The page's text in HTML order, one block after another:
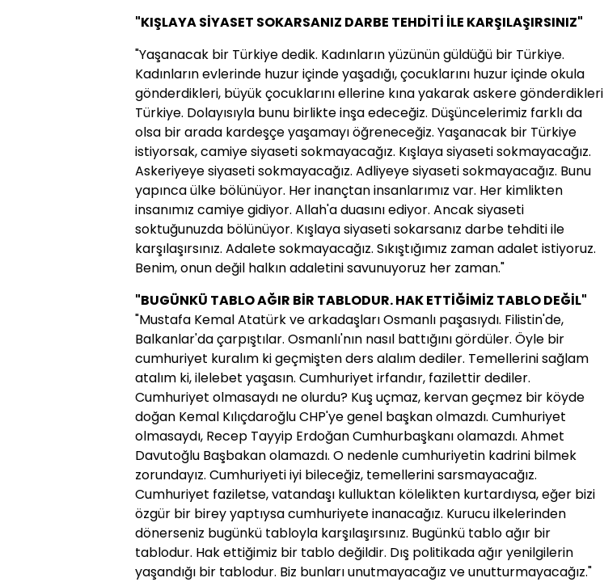
"KIŞLAYA SİYASET SOKARSANIZ DARBE TEHDİTİ İLE KARŞILAŞIRSINIZ"
"Yaşanacak bir Türkiye dedik. Kadınların yüzünün güldüğü bir Türkiye.
Kadınların evlerinde huzur içinde yaşadığı, çocuklarını huzur içinde okula
gönderdikleri, büyük çocuklarını ellerine kına yakarak askere gönderdikleri
Türkiye. Dolayısıyla bunu birlikte inşa edeceğiz. Düşüncelerimiz farklı da
olsa bir arada kardeşçe yaşamayı öğreneceğiz. Yaşanacak bir Türkiye
istiyorsak, camiye siyaseti sokmayacağız. Kışlaya siyaseti sokmayacağız.
Askeriyeye siyaseti sokmayacağız. Adliyeye siyaseti sokmayacağız. Bunu
yapınca ülke bölünüyor. Her inançtan insanlarımız var. Her kimlikten
insanımız camiye gidiyor. Allah'a duasını ediyor. Ancak siyaseti
soktuğunuzda bölünüyor. Kışlaya siyaseti sokarsanız darbe tehditi ile
karşılaşırsınız. Adalete sokmayacağız. Sıkıştığımız zaman adalet istiyoruz.
Benim, onun değil halkın adaletini savunuyoruz her zaman."
"BUGÜNKÜ TABLO AĞIR BİR TABLODUR. HAK ETTİĞİMİZ TABLO DEĞİL"
"Mustafa Kemal Atatürk ve arkadaşları Osmanlı paşasıydı. Filistin'de,
Balkanlar'da çarpıştılar. Osmanlı'nın nasıl battığını gördüler. Öyle bir
cumhuriyet kuralım ki geçmişten ders alalım dediler. Temellerini sağlam
atalım ki, ilelebet yaşasın. Cumhuriyet irfandır, fazilettir dediler.
Cumhuriyet olmasaydı ne olurdu? Kuş uçmaz, kervan geçmez bir köyde
doğan Kemal Kılıçdaroğlu CHP'ye genel başkan olmazdı. Cumhuriyet
olmasaydı, Recep Tayyip Erdoğan Cumhurbaşkanı olamazdı. Ahmet
Davutoğlu Başbakan olamazdı. O nedenle cumhuriyetin kadrini bilmek
zorundayız. Cumhuriyeti iyi bileceğiz, temellerini sarsmayacağız.
Cumhuriyet faziletse, vatandaşı kulluktan kölelikten kurtardıysa, eğer bizi
özgür bir birey yaptıysa cumhuriyete inanacağız. Kurucu ilkelerinden
dönerseniz bugünkü tabloyla karşılaşırsınız. Bugünkü tablo ağır bir
tablodur. Hak ettiğimiz bir tablo değildir. Dış politikada ağır yenilgilerin
yaşandığı bir tablodur. Biz bunları unutmayacağız ve unutturmayacağız."